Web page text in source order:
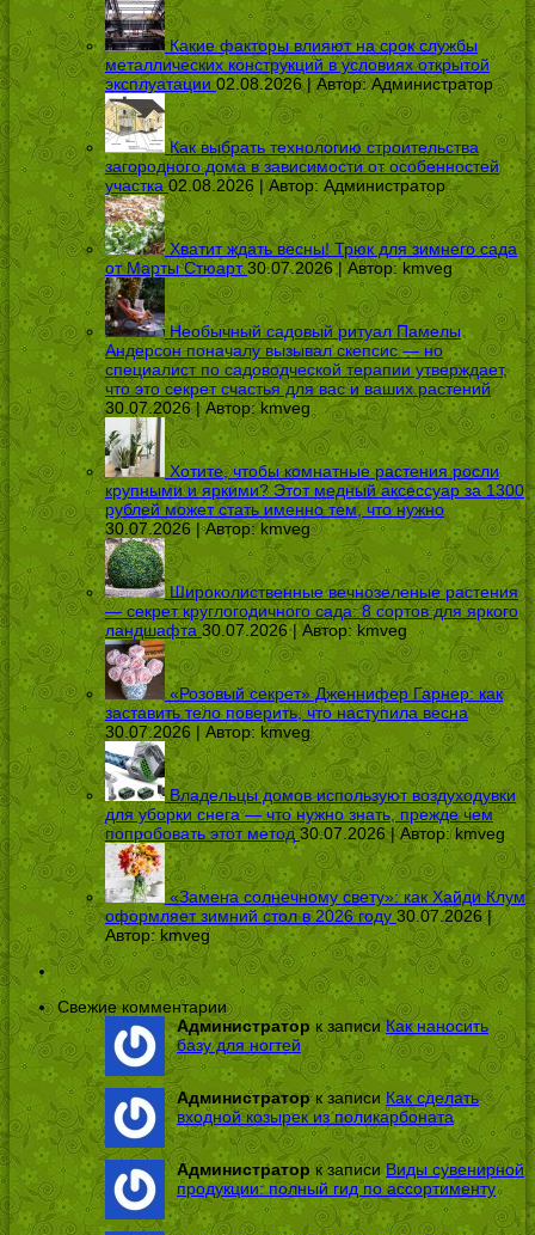
Какие факторы влияют на срок службы
металлических конструкций в условиях открытой
эксплуатации 02.08.2026 | Автор:Администратор
Как выбрать технологию строительства
загородного дома в зависимости от особенностей
участка 02.08.2026 | Автор: Администратор
Хватит ждать весны! Трюк для зимнего сада
от Марты Стюарт 30.07.2026 | Автор:kmveg
Необычный садовый ритуал Памелы
Андерсон поначалу вызывал скепсис — но
специалист по садоводческой терапии утверждает,
что это секрет счастья для вас и ваших растений
30.07.2026 | Автор:kmveg
Хотите, чтобы комнатные растения росли
крупными и яркими? Этот медный аксессуар за 1300
рублей может стать именно тем, что нужно
30.07.2026 | Автор:kmveg
Широколиственные вечнозеленые растения
— секрет круглогодичного сада: 8 сортов для яркого
ландшафта 30.07.2026 | Автор:kmveg
«Розовый секрет» Дженнифер Гарнер: как
заставить тело поверить, что наступила весна
30.07.2026 | Автор: kmveg
Владельцы домов используют воздуходувки
для уборки снега — что нужно знать, прежде чем
попробовать этот метод 30.07.2026 | Автор:kmveg
«Замена солнечному свету»: как Хайди Клум
оформляет зимний стол в 2026 году 30.07.2026 |
Автор:kmveg
Свежие комментарии
Администратор к записиКак наносить
базу для ногтей
Администраторк записи Как сделать
входной козырек из поликарбоната
Администратор к записиВиды сувенирной
продукции: полный гид по ассортименту